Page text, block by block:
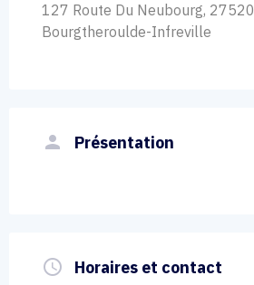
127 Route Du Neubourg, 27520
Bourgtheroulde-Infreville
person Présentation
query_builder Horaires et contact